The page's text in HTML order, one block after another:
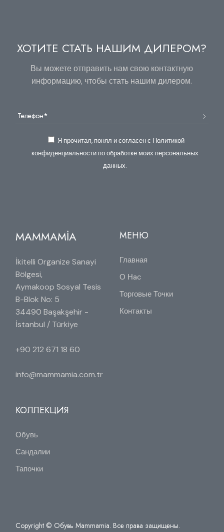
ХОТИТЕ СТАТЬ НАШИМ ДИЛЕРОМ?
Вы можете отправить нам свою контактную
информацию, чтобы стать нашим дилером.
Я прочитал, понял и согласен с Политикой
конфиденциальности по обработке моих персональных
данных.
MAMMAMİA
İkitelli Organize Sanayi
Bölgesi,
Aymakoop Sosyal Tesis
B-Blok No: 5
34490 Başakşehir -
İstanbul / Türkiye
+90 212 671 18 60
info@mammamia.com.tr
МЕНЮ
Главная
О Нac
Торговые Точки
Контакты
КОЛЛЕКЦИЯ
Обувь
Сандалии
Тапочки
Copyright © Обувь Mammamia. Все права защищены.